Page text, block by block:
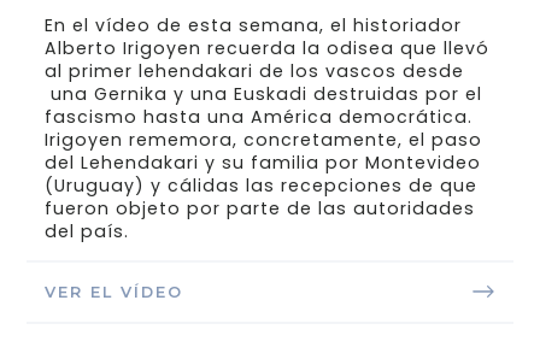
En el vídeo de esta semana, el historiador
Alberto Irigoyen recuerda la odisea que llevó
al primer lehendakari de los vascos desde
una Gernika y una Euskadi destruidas por el
fascismo hasta una América democrática.
Irigoyen rememora, concretamente, el paso
del Lehendakari y su familia por Montevideo
(Uruguay) y cálidas las recepciones de que
fueron objeto por parte de las autoridades
del país.
VER EL VÍDEO